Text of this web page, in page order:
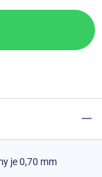
je 0,70 mm